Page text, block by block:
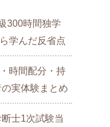
300時間独学
学んだ反省点
時間配分・持
実体験まとめ
士1次試験当